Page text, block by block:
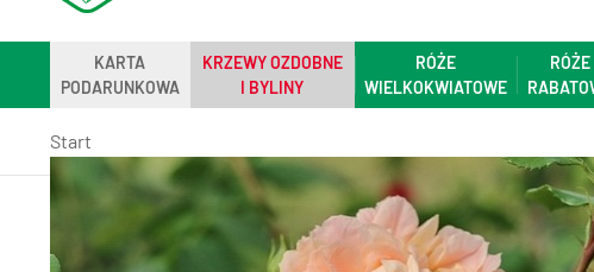
KARTA
PODARUNKOWA
KRZEWY OZDOBNE
I BYLINY
RÓŻE
WIELKOKWIATOWE
RÓŻE
Start